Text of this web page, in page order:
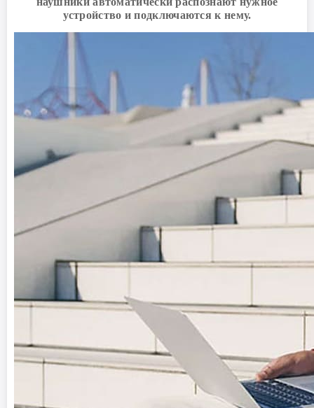
устройство и подключаются к нему.